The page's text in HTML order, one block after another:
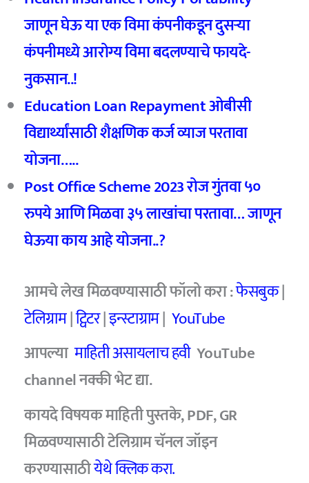
जाणून घेऊ या एक विमा कंपनीकडून दुसऱ्या
कंपनीमध्ये आरोग्य विमा बदलण्याचे फायदे-
नुकसान..!
Education Loan Repayment ओबीसी
विद्यार्थ्यांसाठी शैक्षणिक कर्ज व्याज परतावा
योजना…..
Post Office Scheme 2023 रोज गुंतवा ५०
रुपये आणि मिळवा ३५ लाखांचा परतावा… जाणून
घेऊया काय आहे योजना..?
आमचे लेख मिळवण्यासाठी फॉलो करा :फेसबुक|
टेलिग्राम|ट्विटर|इन्स्टाग्राम| YouTube
आपल्यामाहिती असायलाच हवी YouTube
channel नक्की भेट द्या.
कायदे विषयक माहिती पुस्तके, PDF, GR
मिळवण्यासाठी टेलिग्राम चॅनल जॉइन
करण्यासाठीयेथे क्लिक करा.